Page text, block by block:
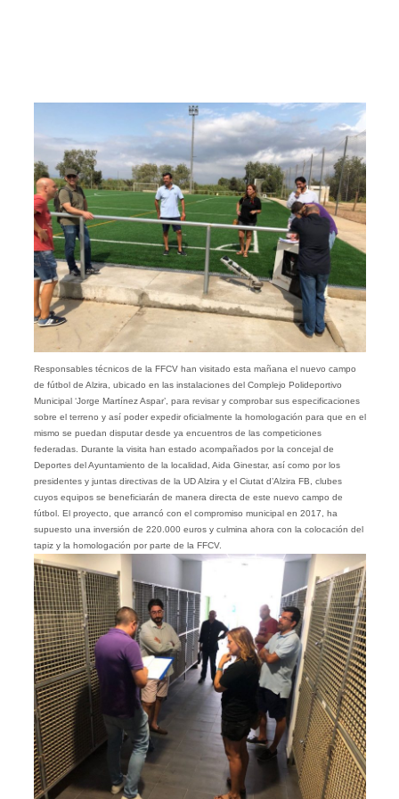
Responsables técnicos de la FFCV han visitado esta mañana el nuevo campo
de fútbol de Alzira, ubicado en las instalaciones del Complejo Polideportivo
Municipal ‘Jorge Martínez Aspar’, para revisar y comprobar sus especificaciones
sobre el terreno y así poder expedir oficialmente la homologación para que en el
mismo se puedan disputar desde ya encuentros de las competiciones
federadas. Durante la visita han estado acompañados por la concejal de
Deportes del Ayuntamiento de la localidad, Aida Ginestar, así como por los
presidentes y juntas directivas de la UD Alzira y el Ciutat d’Alzira FB, clubes
cuyos equipos se beneficiarán de manera directa de este nuevo campo de
fútbol. El proyecto, que arrancó con el compromiso municipal en 2017, ha
supuesto una inversión de 220.000 euros y culmina ahora con la colocación del
tapiz y la homologación por parte de la FFCV.